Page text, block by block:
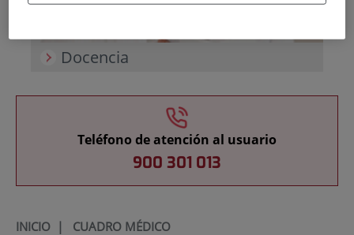
Docencia
Teléfono de atención al usuario
900 301 013
INICIO| CUADRO MÉDICO